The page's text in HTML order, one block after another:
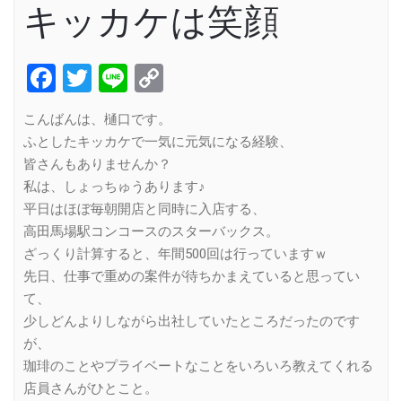
キッカケは笑顔
Facebook
Twitter
Line
こんばんは、樋口です。
ふとしたキッカケで一気に元気になる経験、
皆さんもありませんか？
私は、しょっちゅうあります♪
平日はほぼ毎朝開店と同時に入店する、
高田馬場駅コンコースのスターバックス。
ざっくり計算すると、年間500回は行っていますｗ
先日、仕事で重めの案件が待ちかまえていると思ってい
て、
少しどんよりしながら出社していたところだったのです
が、
珈琲のことやプライベートなことをいろいろ教えてくれる
店員さんがひとこと。